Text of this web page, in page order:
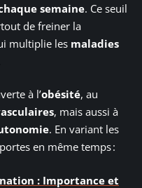
semaine. Ce seuil
de freiner la
multiplie les maladies
à l’obésité, au
, mais aussi à
. En variant les
en même temps :
: Importance et